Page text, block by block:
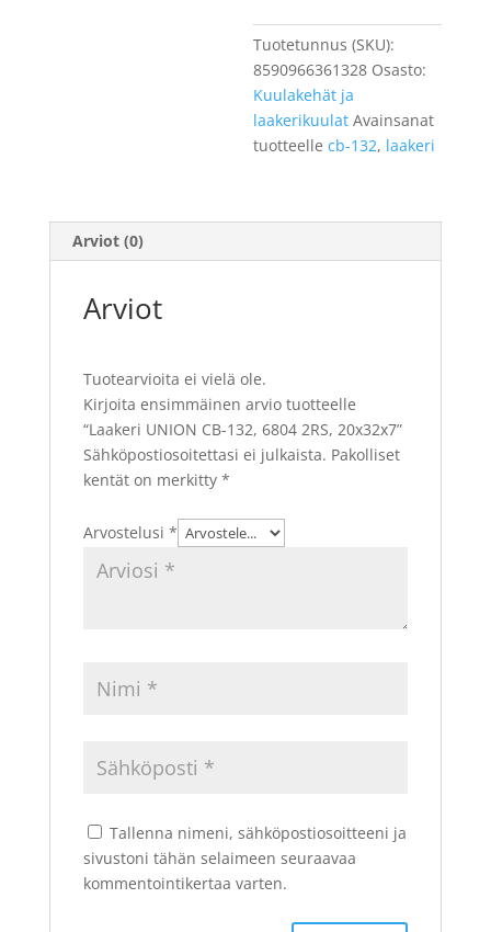
Tuotetunnus (SKU):
8590966361328 Osasto:
Kuulakehät ja
laakerikuulat Avainsanat
tuotteellecb-132, laakeri
Arviot (0)
Arviot
Tuotearvioita ei vielä ole.
Kirjoita ensimmäinen arvio tuotteelle
“Laakeri UNION CB-132, 6804 2RS, 20x32x7”
Sähköpostiosoitettasi ei julkaista. Pakolliset
kentät on merkitty *
Arvostelusi *
Tallenna nimeni, sähköpostiosoitteeni ja
sivustoni tähän selaimeen seuraavaa
kommentointikertaa varten.